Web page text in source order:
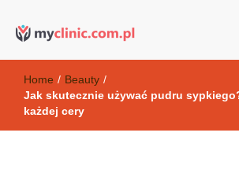
Kosmetyki
Home / Beauty /
Jak skutecznie używać pudru
każdej cery